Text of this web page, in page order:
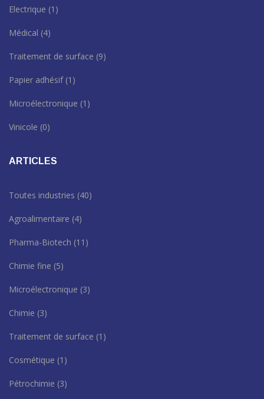
Electrique (1)
Médical (4)
Traitement de surface (9)
Papier adhésif (1)
Microélectronique (1)
Vinicole (0)
ARTICLES
Toutes industries (40)
Agroalimentaire (4)
Pharma-Biotech (11)
Chimie fine (5)
Microélectronique (3)
Chimie (3)
Traitement de surface (1)
Cosmétique (1)
Pétrochimie (3)